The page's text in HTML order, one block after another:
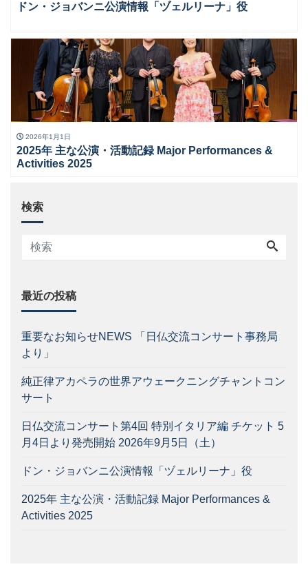
ドン・ジョバンニ公演情報「ヅェルリーナ」役
2026年1月1日
2025年 主な公演・活動記録 Major Performances &
Activities 2025
検索
最近の投稿
重要なお知らせNEWS 「日仏交流コンサート事務局
より」
純正律アカペラの世界アウェークニングチャントコン
サート
日仏交流コンサート第4回 特別イタリア編 チケット 5
月4日より発売開始 2026年9月5日（土）
ドン・ジョバンニ公演情報「ヅェルリーナ」役
2025年 主な公演・活動記録 Major Performances &
Activities 2025